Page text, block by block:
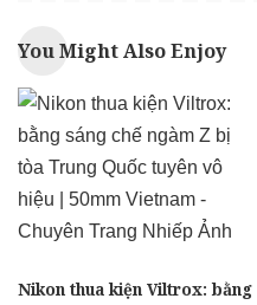
You Might Also Enjoy
Nikon thua kiện Viltrox: bằng